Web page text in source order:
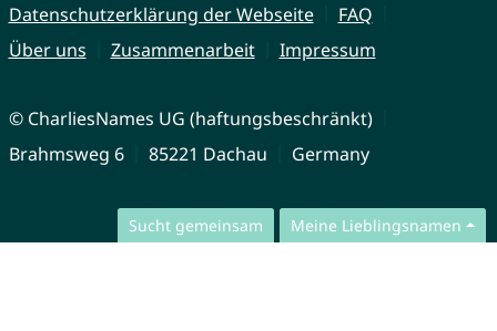
Sucht gemeinsam Meine Lieblingsnamen
Datenschutzerklärung der Webseite
FAQ
Über uns
Zusammenarbeit Impressum
© CharliesNames UG (haftungsbeschränkt)
Brahmsweg 6
85221 Dachau Germany